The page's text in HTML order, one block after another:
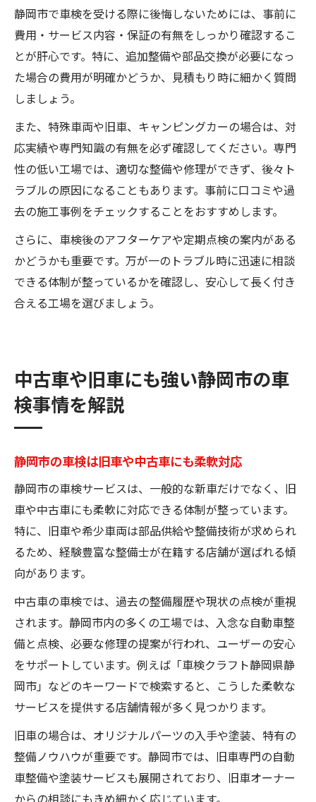
静岡市で車検を受ける際に後悔しないためには、事前に
費用・サービス内容・保証の有無をしっかり確認するこ
とが肝心です。特に、追加整備や部品交換が必要になっ
た場合の費用が明確かどうか、見積もり時に細かく質問
しましょう。
また、特殊車両や旧車、キャンピングカーの場合は、対
応実績や専門知識の有無を必ず確認してください。専門
性の低い工場では、適切な整備や修理ができず、後々ト
ラブルの原因になることもあります。事前に口コミや過
去の施工事例をチェックすることをおすすめします。
さらに、車検後のアフターケアや定期点検の案内がある
かどうかも重要です。万が一のトラブル時に迅速に相談
できる体制が整っているかを確認し、安心して長く付き
合える工場を選びましょう。
中古車や旧車にも強い静岡市の車
検事情を解説
静岡市の車検は旧車や中古車にも柔軟対応
静岡市の車検サービスは、一般的な新車だけでなく、旧
車や中古車にも柔軟に対応できる体制が整っています。
特に、旧車や希少車両は部品供給や整備技術が求められ
るため、経験豊富な整備士が在籍する店舗が選ばれる傾
向があります。
中古車の車検では、過去の整備履歴や現状の点検が重視
されます。静岡市内の多くの工場では、入念な自動車整
備と点検、必要な修理の提案が行われ、ユーザーの安心
をサポートしています。例えば「車検クラフト静岡県静
岡市」などのキーワードで検索すると、こうした柔軟な
サービスを提供する店舗情報が多く見つかります。
旧車の場合は、オリジナルパーツの入手や塗装、特有の
整備ノウハウが重要です。静岡市では、旧車専門の自動
車整備や塗装サービスも展開されており、旧車オーナー
からの相談にもきめ細かく応じています。